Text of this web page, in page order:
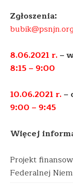
Zgłoszenia:
bubik@psnjn.org
8.06.2021 r.–
8:15 – 9:00
10.06.2021 r.–
9:00 – 9:45
Więcej
Projekt
Federalnej